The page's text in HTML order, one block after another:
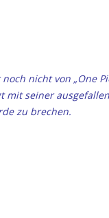
noch nicht von „One
mit seiner
zu brechen.